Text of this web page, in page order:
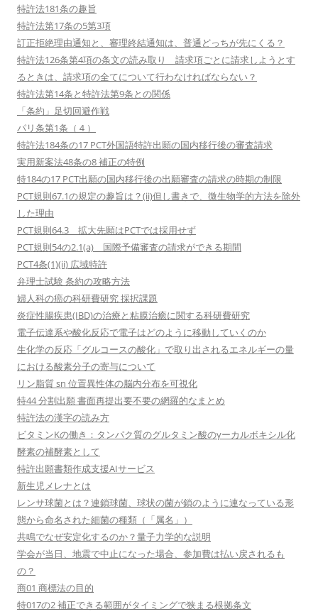
特許法181条の趣旨
特許法第17条の5第3項
訂正拒絶理由通知と、審理終結通知は、普通どっちが先にくる？
特許法126条第4項の条文の読み取り 請求項ごとに請求しようとす
るときは、請求項の全てについて行わなければならない？
特許法第14条と特許法第9条との関係
「条約」足切回避作戦
パリ条第1条（４）
特許法184条の17 PCT外国語特許出願の国内移行後の審査請求
実用新案法48条の8 補正の特例
特184の17 PCT出願の国内移行後の出願審査の請求の時期の制限
PCT規則67.1の規定の趣旨は？(ii)但し書きで、微生物学的方法を除外
した理由
PCT規則64.3 拡大先願はPCTでは採用せず
PCT規則54の2.1(a) 国際予備審査の請求ができる期間
PCT4条(1)(ii) 広域特許
弁理士試験 条約の攻略方法
婦人科の癌の科研費研究 採択課題
炎症性腸疾患(IBD)の治療と粘膜治癒に関する科研費研究
電子伝達系や酸化反応で電子はどのように移動していくのか
生化学の反応「グルコースの酸化」で取り出されるエネルギーの量
における酸素分子の寄与について
リン脂質 sn 位置異性体の脳内分布を可視化
特44 分割出願 書面再提出要不要の網羅的なまとめ
特許法の漢字の読み方
ビタミンKの働き：タンパク質のグルタミン酸のγーカルボキシル化
酵素の補酵素として
特許出願書類作成支援AIサービス
新生児メレナとは
レンサ球菌とは？連鎖球菌、球状の菌が鎖のように連なっている形
態から命名された細菌の種類（「属名」）
共鳴でなぜ安定化するのか？量子力学的な説明
学会が当日、地震で中止になった場合、参加費は払い戻されるも
の？
商01 商標法の目的
特017の2 補正できる範囲がタイミングで狭まる根拠条文